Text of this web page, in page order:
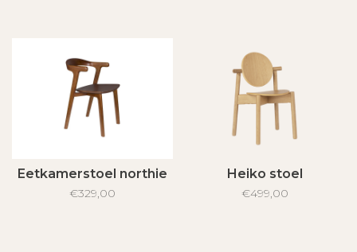
Eetkamerstoel northie
€329,00
Heiko stoel
€499,00